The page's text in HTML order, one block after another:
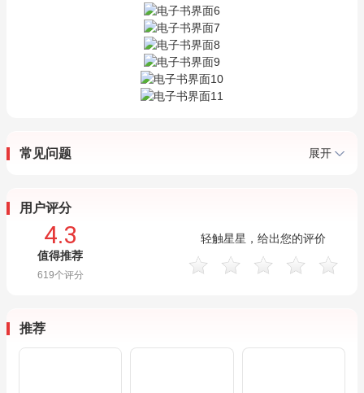
常见问题 展开
用户评分
4.3
值得推荐
619个评分
轻触星星，给出您的评价
推荐